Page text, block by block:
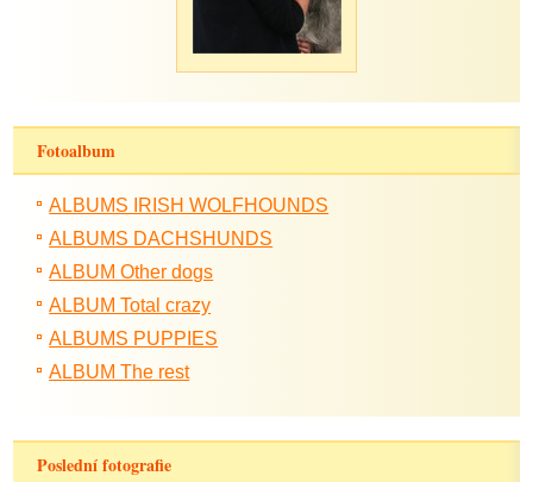
Fotoalbum
ALBUMS IRISH WOLFHOUNDS
ALBUMS DACHSHUNDS
ALBUM Other dogs
ALBUM Total crazy
ALBUMS PUPPIES
ALBUM The rest
Poslední fotografie